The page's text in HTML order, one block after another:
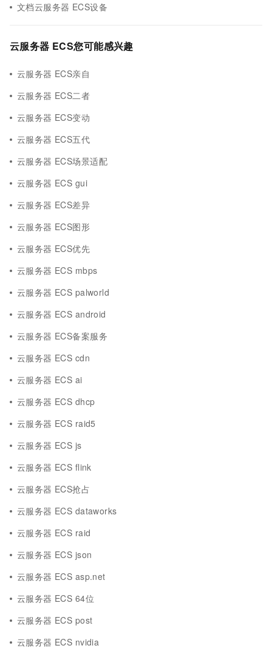
文档云服务器 ECS设备
云服务器 ECS您可能感兴趣
云服务器 ECS亲自
云服务器 ECS二者
云服务器 ECS变动
云服务器 ECS五代
云服务器 ECS场景适配
云服务器 ECS gui
云服务器 ECS差异
云服务器 ECS图形
云服务器 ECS优先
云服务器 ECS mbps
云服务器 ECS palworld
云服务器 ECS android
云服务器 ECS备案服务
云服务器 ECS cdn
云服务器 ECS ai
云服务器 ECS dhcp
云服务器 ECS raid5
云服务器 ECS js
云服务器 ECS flink
云服务器 ECS抢占
云服务器 ECS dataworks
云服务器 ECS raid
云服务器 ECS json
云服务器 ECS asp.net
云服务器 ECS 64位
云服务器 ECS post
云服务器 ECS nvidia